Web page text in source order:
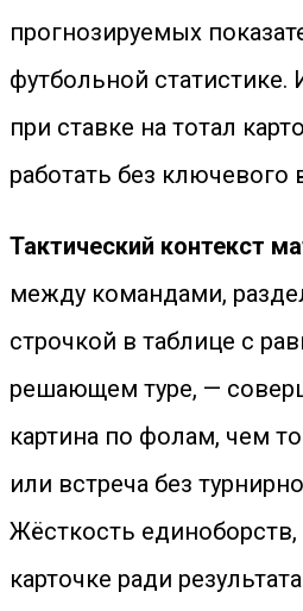
прогнозируемых
футбольной статистике.
при ставке на тотал
работать без ключевого
Тактический контекст
между командами,
строчкой в таблице с
решающем туре, —
картина по фолам, чем
или встреча без
Жёсткость единоборств,
карточке ради